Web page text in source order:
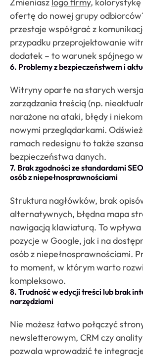
ofertę do nowej grupy
przestaje współgrać z
przypadku przeprojektowanie
dodatek – to warunek spójnego
6. Problemy z bezpieczeństwem i
Witryny oparte na starych
zarządzania treścią (np.
narażone na ataki, błędy i
nowymi przeglądarkami.
ramach redesignu to także
bezpieczeństwa danych.
7. Brak zgodności ze standardami
osób z niepełnosprawnościami
Struktura nagłówków, brak
alternatywnych, błędna mapa
nawigacją klawiaturą. To
pozycje w Google, jak i na
osób z niepełnosprawnościami.
to moment, w którym warto
kompleksowo.
8. Trudność w edycji treści lub brak
narzędziami
Nie możesz łatwo połączyć
newsletterowym, CRM czy
pozwala wprowadzić te